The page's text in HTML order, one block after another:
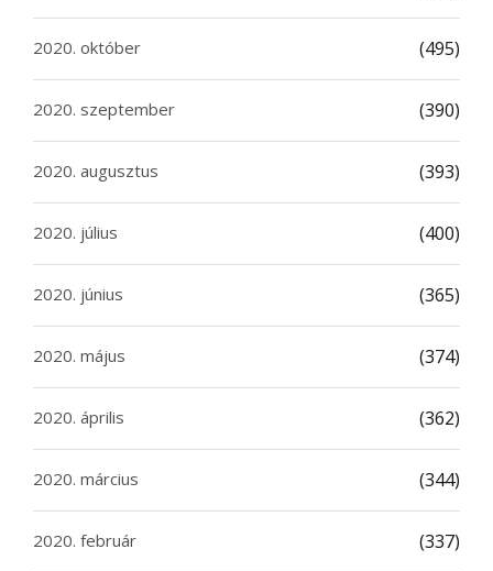
2020. október (495)
2020. szeptember (390)
2020. augusztus (393)
2020. július (400)
2020. június (365)
2020. május (374)
2020. április (362)
2020. március (344)
2020. február (337)